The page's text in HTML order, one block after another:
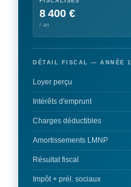
8 400 €
/ an
DÉTAIL FISCAL — ANNÉE 1
Loyer perçu
Intérêts d'emprunt
Charges déductibles
Amortissements LMNP
Résultat fiscal
Impôt + prél. sociaux